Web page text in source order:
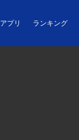
アプリ ランキング